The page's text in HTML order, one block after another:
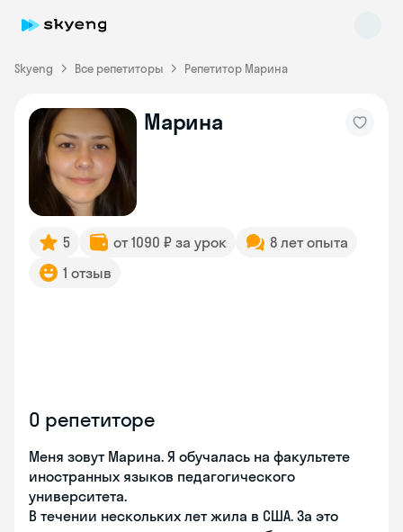
Skyeng Все репетиторы Репетитор Марина
Марина
5 от 1090 ₽ за урок
8 лет опыта
1 отзыв
О репетиторе
Меня зовут Марина. Я обучалась на факультете
иностранных языков педагогического
университета.
В течении нескольких лет жила в США. За это
Skyeng Chat
online